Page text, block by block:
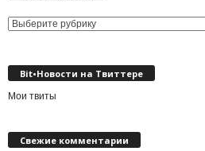
Выбор
Bit•Новости на Твиттере
Мои твиты
Свежие комментарии